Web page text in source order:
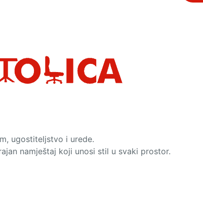
ugostiteljstvo i urede.
namještaj koji unosi stil u svaki prostor.